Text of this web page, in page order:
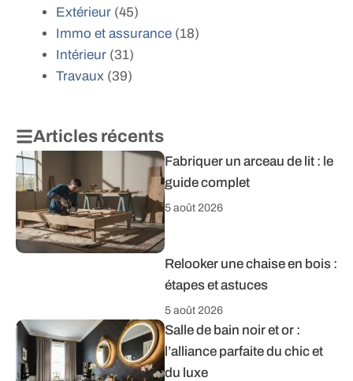
Extérieur (45)
Immo et assurance (18)
Intérieur (31)
Travaux (39)
Articles récents
Fabriquer un arceau de lit : le
guide complet
5 août 2026
Relooker une chaise en bois :
étapes et astuces
5 août 2026
Salle de bain noir et or :
l’alliance parfaite du chic et
du luxe